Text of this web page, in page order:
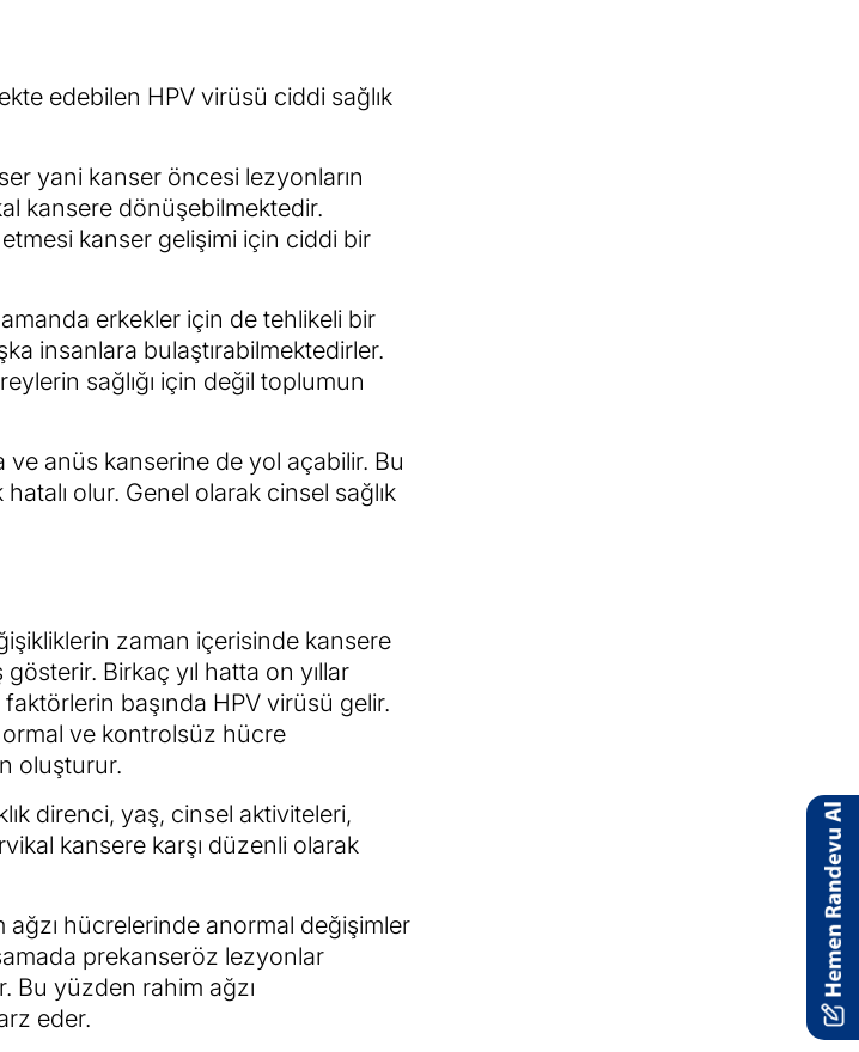
edebilen HPV virüsü ciddi sağlık
yani kanser öncesi lezyonların
kansere dönüşebilmektedir.
kanser gelişimi için ciddi bir
erkekler için de tehlikeli bir
insanlara bulaştırabilmektedirler.
sağlığı için değil toplumun
ve anüs kanserine de yol açabilir. Bu
olur. Genel olarak cinsel sağlık
zaman içerisinde kansere
Birkaç yıl hatta on yıllar
başında HPV virüsü gelir.
ve kontrolsüz hücre
oluşturur.
direnci, yaş, cinsel aktiviteleri,
kansere karşı düzenli olarak
ağzı hücrelerinde anormal değişimler
prekanseröz lezyonlar
Bu yüzden rahim ağzı
eder.